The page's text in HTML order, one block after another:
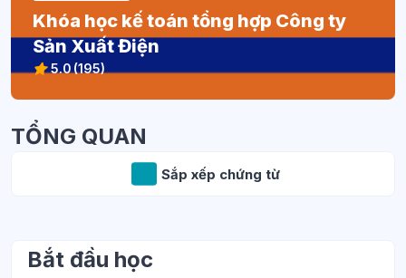
Khóa học kế toán tổng hợp Công ty
Sản Xuất Điện
5.0(195)
TỔNG QUAN
Sắp xếp chứng từBài học KTVH
Bắt đầu học